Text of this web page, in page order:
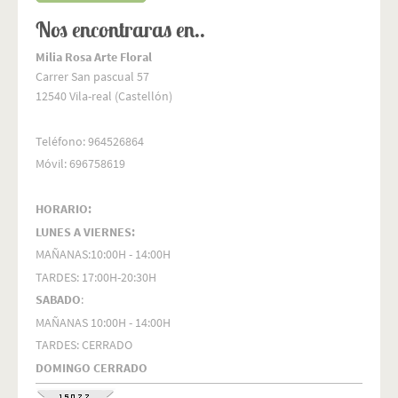
Nos encontraras en..
Milia Rosa Arte Floral
Carrer San pascual 57
12540 Vila-real (Castellón)
Teléfono: 964526864
Móvil: 696758619
HORARIO:
LUNES A VIERNES:
MAÑANAS:10:00H - 14:00H
TARDES: 17:00H-20:30H
SABADO:
MAÑANAS 10:00H - 14:00H
TARDES: CERRADO
DOMINGO CERRADO